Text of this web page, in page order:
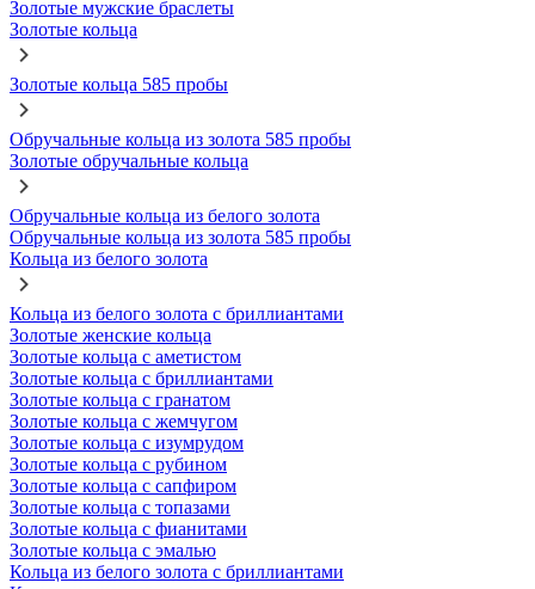
Золотые мужские браслеты
Золотые кольца
Золотые кольца 585 пробы
Обручальные кольца из золота 585 пробы
Золотые обручальные кольца
Обручальные кольца из белого золота
Обручальные кольца из золота 585 пробы
Кольца из белого золота
Кольца из белого золота с бриллиантами
Золотые женские кольца
Золотые кольца с аметистом
Золотые кольца с бриллиантами
Золотые кольца с гранатом
Золотые кольца с жемчугом
Золотые кольца с изумрудом
Золотые кольца с рубином
Золотые кольца с сапфиром
Золотые кольца с топазами
Золотые кольца с фианитами
Золотые кольца с эмалью
Кольца из белого золота с бриллиантами